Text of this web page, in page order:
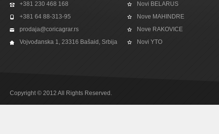
+381 230 468 168
+381 64 88-313-95
prodaja@coricagrar.rs
Vojvođanska 1, 23316 Bašaid, Srbija
Novi BELARUS
Nove MAHINDRE
Nove RAKOVICE
Novi YTO
Copyright © 2012 All Rights Reserved.